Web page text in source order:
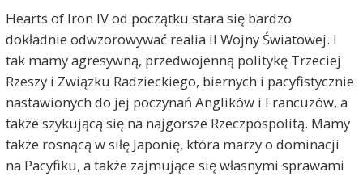
Hearts of Iron IV od początku stara się bardzo
dokładnie odwzorowywać realia II Wojny Światowej. I
tak mamy agresywną, przedwojenną politykę Trzeciej
Rzeszy i Związku Radzieckiego, biernych i pacyfistycznie
nastawionych do jej poczynań Anglików i Francuzów, a
także szykującą się na najgorsze Rzeczpospolitą. Mamy
także rosnącą w siłę Japonię, która marzy o dominacji
na Pacyfiku, a także zajmujące się własnymi sprawami